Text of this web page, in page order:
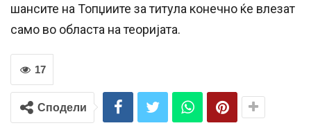
шансите на Топџиите за титула конечно ќе влезат
само во областа на теоријата.
17
Сподели